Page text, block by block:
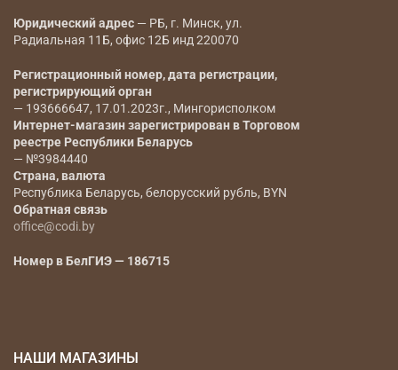
Юридический адрес — РБ, г. Минск, ул.
Радиальная 11Б, офис 12Б инд 220070
Регистрационный номер, дата регистрации,
регистрирующий орган
— 193666647, 17.01.2023г., Мингорисполком
Интернет-магазин зарегистрирован в Торговом
реестре Республики Беларусь
— №3984440
Страна, валюта
Республика Беларусь, белорусский рубль, BYN
Обратная связь
office@codi.by
Номер в БелГИЭ — 186715
НАШИ МАГАЗИНЫ